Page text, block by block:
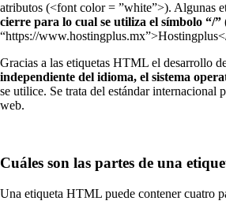
atributos (<font color = ”white”>). Algunas
cierre para lo cual se utiliza el símbolo “/”
“https://
Gracias a las etiquetas HTML el desarrollo
independiente del idioma, el sistema
se utilice. Se trata del estándar internacional
web.
Cuáles son las partes de una
Una etiqueta HTML puede contener cuatro